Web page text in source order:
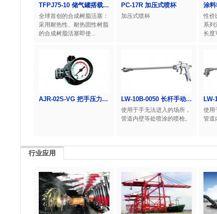
TFPJ75-10 储气罐搭载...
全球首创的合成树脂活塞：
采用耐热性、耐热固性树脂
的合成树脂活塞即使...
PC-17R 加压式喷杯
加压式喷杯
涂
性价
系列
长度
AJR-02S-VG 把手压力... LW-10B-0050 长杆手动...
使用于手无法进入的场所，
管道内壁等处喷涂的喷枪。
LW-
使用
管道
行业应用